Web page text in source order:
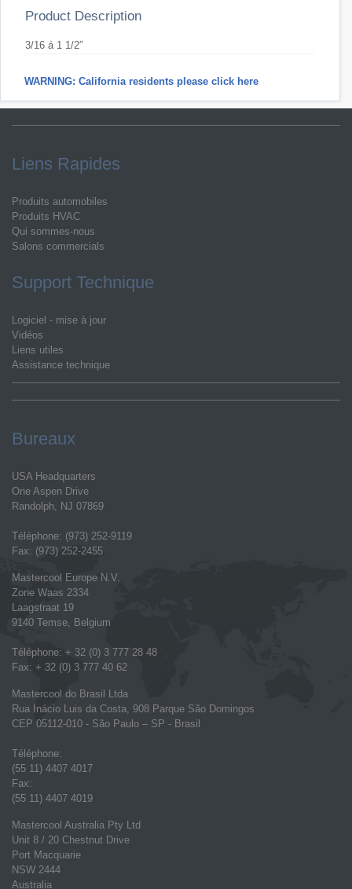
Product Description
3/16 á 1 1/2″
WARNING: California residents please click here
Liens Rapides
Produits automobiles
Produits HVAC
Qui sommes-nous
Salons commercials
Support Technique
Logiciel - mise à jour
Vidéos
Liens utiles
Assistance technique
Bureaux
USA Headquarters
One Aspen Drive
Randolph, NJ 07869
Téléphone: (973) 252-9119
Fax: (973) 252-2455
Mastercool Europe N.V.
Zone Waas 2334
Laagstraat 19
9140 Temse, Belgium
Téléphone: + 32 (0) 3 777 28 48
Fax: + 32 (0) 3 777 40 62
Mastercool do Brasil Ltda
Rua Inácio Luis da Costa, 908 Parque São Domingos
CEP 05112-010 - São Paulo – SP - Brasil
Téléphone:
(55 11) 4407 4017
Fax:
(55 11) 4407 4019
Mastercool Australia Pty Ltd
Unit 8 / 20 Chestnut Drive
Port Macquarie
NSW 2444
Australia